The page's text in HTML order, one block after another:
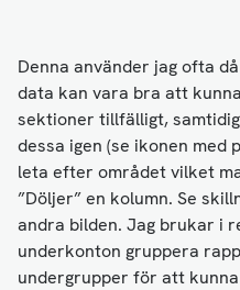
Denna använder jag ofta
data kan vara bra att
sektioner tillfälligt,
dessa igen (se ikonen med
leta efter området vilket
”Döljer” en kolumn. Se
andra bilden. Jag brukar i
underkonton gruppera
undergrupper för att